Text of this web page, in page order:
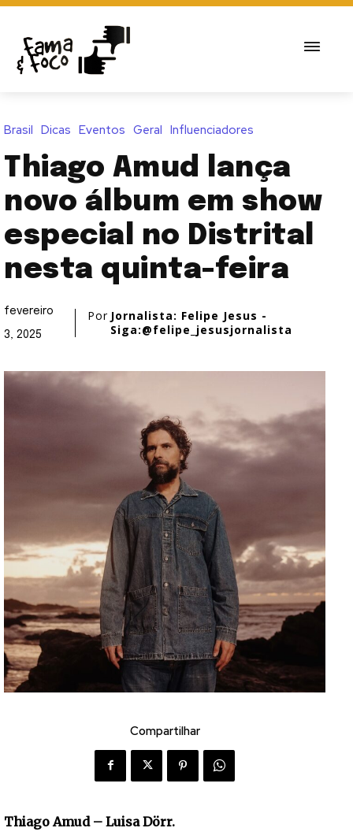
Brasil Dicas Eventos Geral Influenciadores
Thiago Amud lança
novo álbum em show
especial no Distrital
nesta quinta-feira
fevereiro
3, 2025
Por Jornalista: Felipe Jesus -
Siga:@felipe_jesusjornalista
Compartilhar
Thiago Amud – Luisa Dörr.